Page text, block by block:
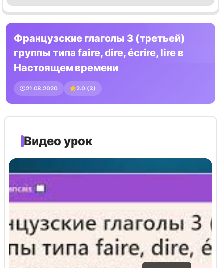
Французские глаголы 3 (третьей)
группы типа faire, dire, écrire, lire в
Настоящем времени
21.08.2020 2.0 (3)
Видео урок